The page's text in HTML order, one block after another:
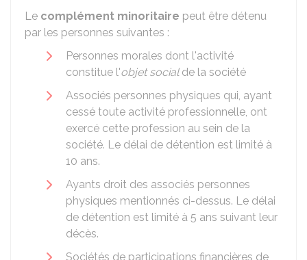
Le complément minoritaire peut être détenu
par les personnes suivantes :
Personnes morales dont l'activité
constitue l'objet socialde la société
Associés personnes physiques qui, ayant
cessé toute activité professionnelle, ont
exercé cette profession au sein de la
société. Le délai de détention est limité à
10 ans.
Ayants droit des associés personnes
physiques mentionnés ci-dessus. Le délai
de détention est limité à 5 ans suivant leur
décès.
Sociétés de participations financières de